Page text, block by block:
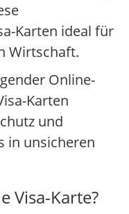
Karten ideal für
Wirtschaft.
Online-
Karten
und
in unsicheren
Visa-Karte?